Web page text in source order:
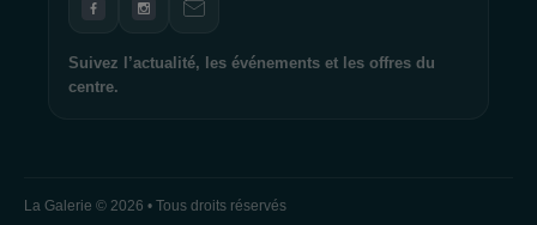
Suivez l’actualité, les événements et les offres du
centre.
La Galerie © 2026 • Tous droits réservés